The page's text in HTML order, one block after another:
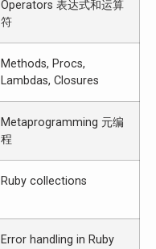
Operators 表达式和运算
符
Methods, Procs,
Lambdas, Closures
Metaprogramming 元编
程
Ruby collections
Error handling in Ruby